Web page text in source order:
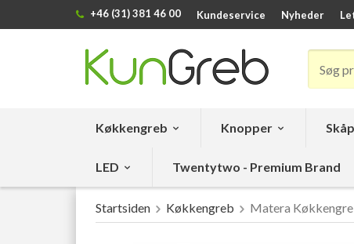
+46 (31) 381 46 00 Kundeservice Nyheder
Køkkengreb Knopper
LED Twentytwo - Premium Brand
Startsiden Køkkengreb Matera